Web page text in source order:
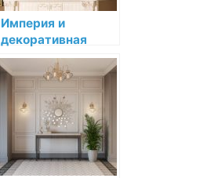
Империя и
декоративная
лепнина:
монументальность
и роскошь